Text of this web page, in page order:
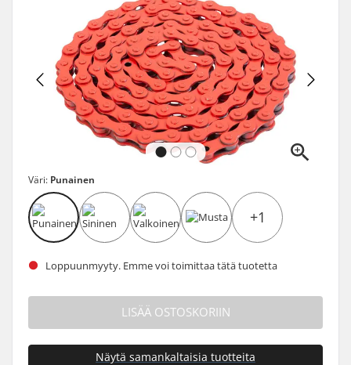
Väri: Punainen
+1
Loppuunmyyty. Emme voi toimittaa tätä tuotetta
LISÄÄ OSTOSKORIIN
Näytä samankaltaisia tuotteita